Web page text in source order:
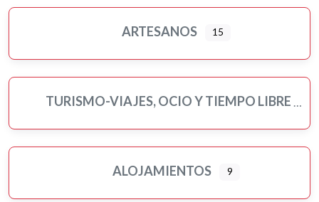
Veterinarios/as y mascotas
Yoga
ARTESANOS 15
TURISMO-VIAJES, OCIO Y TIEMPO LIBRE
ALOJAMIENTOS 9